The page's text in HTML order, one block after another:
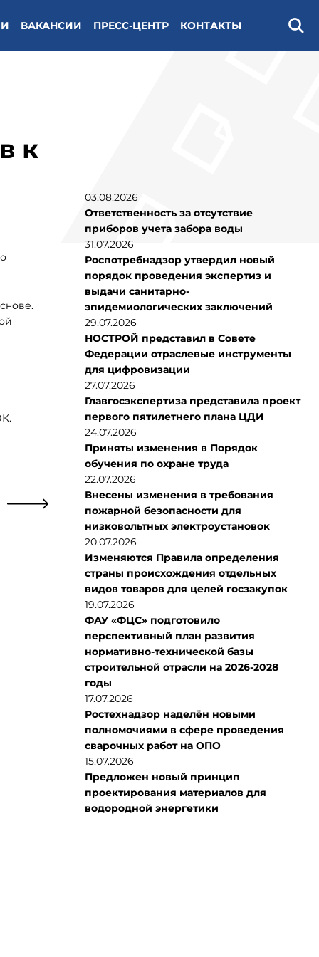
ВАКАНСИИ ПРЕСС-ЦЕНТР КОНТАКТЫ
к
03.08.2026
Ответственность за отсутствие
приборов учета забора воды
31.07.2026
Роспотребнадзор утвердил новый
порядок проведения экспертиз и
выдачи санитарно-
эпидемиологических заключений
29.07.2026
НОСТРОЙ представил в Совете
Федерации отраслевые инструменты
для цифровизации
27.07.2026
Главгосэкспертиза представила проект
первого пятилетнего плана ЦДИ
24.07.2026
Приняты изменения в Порядок
обучения по охране труда
22.07.2026
Внесены изменения в требования
пожарной безопасности для
низковольтных электроустановок
20.07.2026
Изменяются Правила определения
страны происхождения отдельных
видов товаров для целей госзакупок
19.07.2026
ФАУ «ФЦС» подготовило
перспективный план развития
нормативно-технической базы
строительной отрасли на 2026-2028
годы
17.07.2026
Ростехнадзор наделён новыми
полномочиями в сфере проведения
сварочных работ на ОПО
15.07.2026
Предложен новый принцип
проектирования материалов для
водородной энергетики